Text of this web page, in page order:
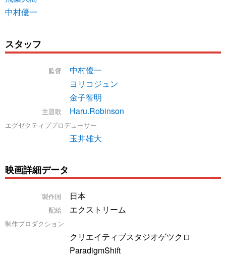
中村優一
スタッフ
監督
中村優一
ヨリコジュン
金子智明
主題歌 Haru.Robinson
エグゼクティブプロデューサー
玉井雄大
映画詳細データ
製作国 日本
配給 エクストリーム
制作プロダクション
クリエイティブスタジオゲツクロ
ParadigmShift